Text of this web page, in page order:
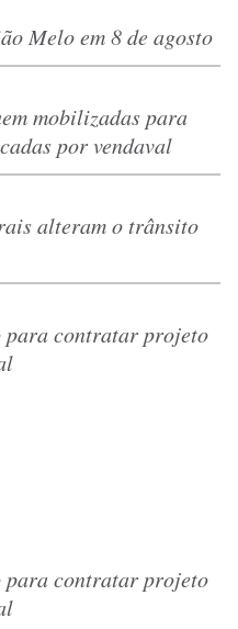
Melo em 8 de agosto
mobilizadas para
por vendaval
alteram o trânsito
contratar projeto
contratar projeto